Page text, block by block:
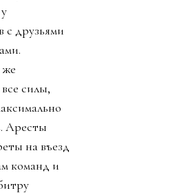
с друзьями
силы,
Аресты
на въезд
команд и